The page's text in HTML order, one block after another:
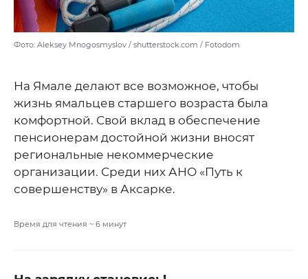
Фото: Aleksey Mnogosmyslov / shutterstock.com / Fotodom
На Ямале делают все возможное, чтобы
жизнь ямальцев старшего возраста была
комфортной. Свой вклад в обеспечение
пенсионерам достойной жизни вносят
региональные некоммерческие
организации. Среди них АНО «Путь к
совершенству» в Аксарке.
Время для чтения ~ 6 минут